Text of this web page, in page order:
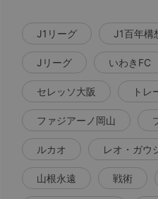
J1リーグ J1百年構
Jリーグ いわきFC
セレッソ大阪 トレ
ファジアーノ岡山
ルカオ レオ・ガウ
山根永遠 戦術